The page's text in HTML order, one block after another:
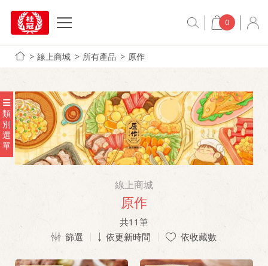
0
線上商城 所有產品 原作
類
別
選
單
線上商城
原作
共11 筆
篩選
依更新時間 依收藏數